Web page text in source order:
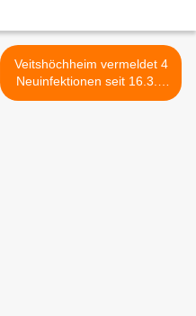
Veitshöchheim vermeldet 4
Neuinfektionen seit 16.3. -
Landkreis Würzburg